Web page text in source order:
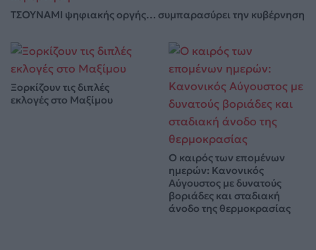
ΤΣΟΥΝΑΜΙ ψηφιακής οργής… συμπαρασύρει την κυβέρνηση
Ξορκίζουν τις διπλές
εκλογές στο Μαξίμου
Ο καιρός των επομένων
ημερών: Κανονικός
Αύγουστος με δυνατούς
βοριάδες και σταδιακή
άνοδο της θερμοκρασίας